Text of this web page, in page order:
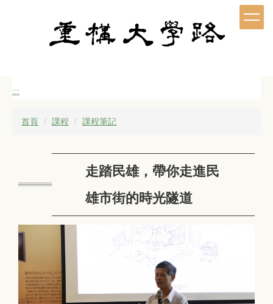
:::
首頁 課程 課程筆記
走踏民雄，帶你走進民
雄市街的時光隧道